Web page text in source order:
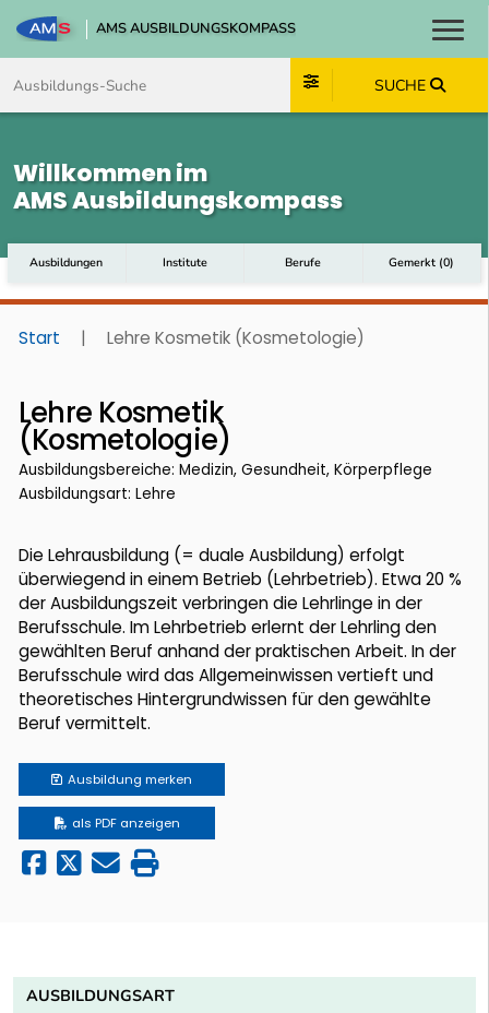
AMS AUSBILDUNGSKOMPASS
SUCHE
Willkommen im
AMS Ausbildungskompass
Ausbildungen Institute Berufe Gemerkt (0)
Start | Lehre Kosmetik (Kosmetologie)
Lehre Kosmetik
(Kosmetologie)
Ausbildungsbereiche: Medizin, Gesundheit, Körperpflege
Ausbildungsart: Lehre
Die Lehrausbildung (= duale Ausbildung) erfolgt
überwiegend in einem Betrieb (Lehrbetrieb). Etwa 20 %
der Ausbildungszeit verbringen die Lehrlinge in der
Berufsschule. Im Lehrbetrieb erlernt der Lehrling den
gewählten Beruf anhand der praktischen Arbeit. In der
Berufsschule wird das Allgemeinwissen vertieft und
theoretisches Hintergrundwissen für den gewählte
Beruf vermittelt.
Ausbildung merken
als PDF anzeigen
AUSBILDUNGSART